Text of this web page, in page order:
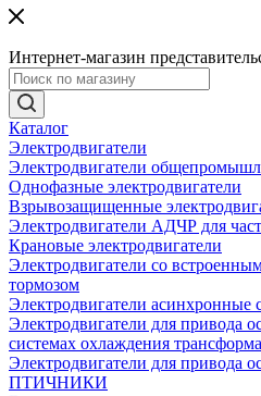
Интернет-магазин
Каталог
Электродвигатели
Электродвигатели
Однофазные электродвигатели
Взрывозащищенные
Электродвигатели АДЧР для
Крановые электродвигатели
Электродвигатели со
тормозом
Электродвигатели асинхронные
Электродвигатели для привода
системах охлаждения
Электродвигатели для привода
ПТИЧНИКИ